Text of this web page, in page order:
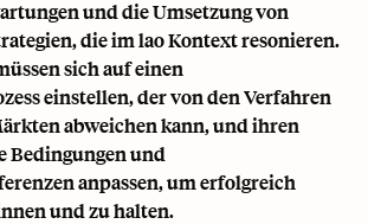
und die Umsetzung von
die im lao Kontext resonieren.
sich auf einen
einstellen, der von den Verfahren
abweichen kann, und ihren
Bedingungen und
anpassen, um erfolgreich
und zu halten.